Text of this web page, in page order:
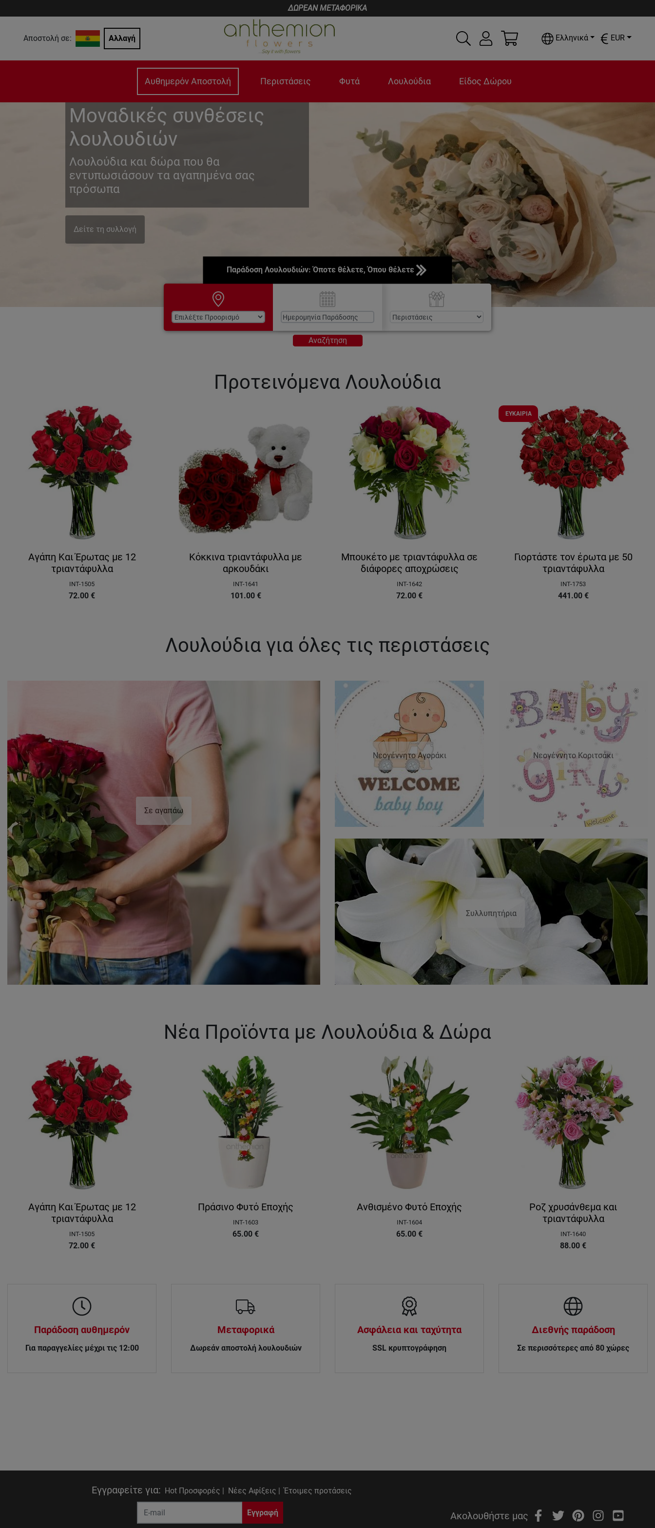
ΔΩΡΕΑΝ ΜΕΤΑΦΟΡΙΚΑ
Αποστολή σε: Αλλαγή Ελληνικά EUR
Αυθημερόν Αποστολή Περιστάσεις Φυτά Λουλούδια Είδος Δώρου
Μοναδικές συνθέσεις
λουλουδιών
Λουλούδια και δώρα που θα
εντυπωσιάσουν τα αγαπημένα σας
πρόσωπα
Δείτε τη συλλογή
Παράδοση Λουλουδιών: Όποτε θέλετε, Όπου θέλετε
Αναζήτηση
Προτεινόμενα Λουλούδια
Αγάπη Και Έρωτας με 12
τριαντάφυλλα
INT-1505
72.00 €
Κόκκινα τριαντάφυλλα με
αρκουδάκι
INT-1641
101.00 €
Μπουκέτο με τριαντάφυλλα σε
διάφορες αποχρώσεις
INT-1642
72.00 €
ΕΥΚΑΙΡΙΑ
Γιορτάστε τον έρωτα με 50
τριαντάφυλλα
INT-1753
441.00 €
Λουλούδια για όλες τις περιστάσεις
Σε αγαπάω
Νεογέννητο Αγοράκι Νεογέννητο Κοριτσάκι
Συλλυπητήρια
Νέα Προϊόντα με Λουλούδια & Δώρα
Αγάπη Και Έρωτας με 12
τριαντάφυλλα
INT-1505
72.00 €
Πράσινο Φυτό Εποχής
INT-1603
65.00 €
Ανθισμένο Φυτό Εποχής
INT-1604
65.00 €
Ροζ χρυσάνθεμα και
τριαντάφυλλα
INT-1640
88.00 €
Παράδοση αυθημερόν
Για παραγγελίες μέχρι τις 12:00
Μεταφορικά
Δωρεάν αποστολή λουλουδιών
Ασφάλεια και ταχύτητα
SSL κρυπτογράφηση
Διεθνής παράδοση
Σε περισσότερες από 80 χώρες
Εγγραφείτε για: Hot Προσφορές | Νέες Αφίξεις | Έτοιμες προτάσεις
Εγγραφή Ακολουθήστε μας